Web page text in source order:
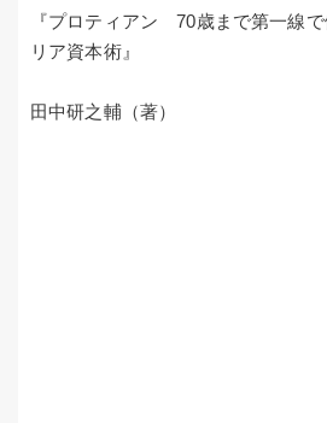
『プロティアン 70歳まで第一線
リア資本術』
田中研之輔（著）